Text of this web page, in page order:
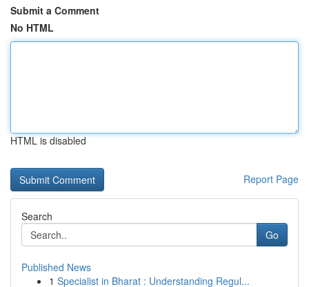
Submit a Comment
No HTML
HTML is disabled
Report Page
Search
Go
Published News
1 Specialist in Bharat : Understanding Regul...